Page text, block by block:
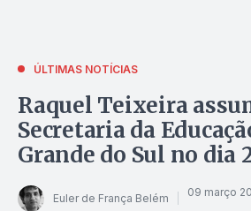
ÚLTIMAS NOTÍCIAS
Raquel Teixeira
Secretaria da
Grande do Sul no dia
Euler de França Belém 09 março